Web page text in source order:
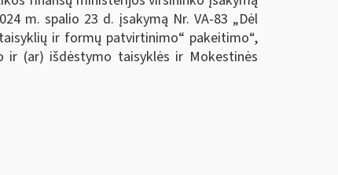
m. spalio 23 d. įsakymą Nr. VA-83 „Dėl
ir formų patvirtinimo“ pakeitimo“,
ir (ar) išdėstymo taisyklės ir Mokestinės